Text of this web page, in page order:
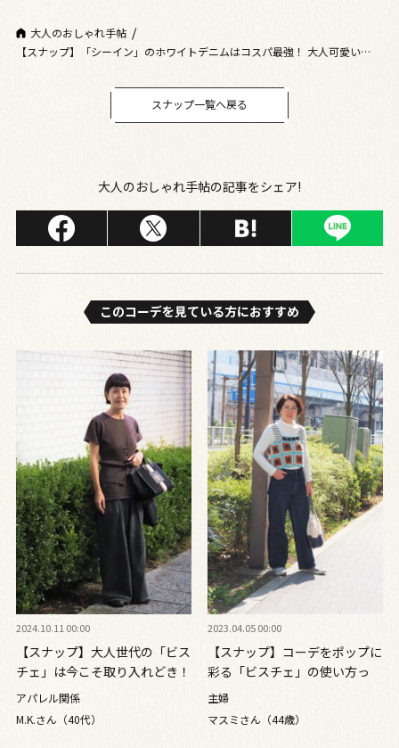
大人のおしゃれ手帖
【スナップ】「シーイン」のホワイトデニムはコスパ最強！ 大人可愛いプチ
スナップ一覧へ戻る
大人のおしゃれ手帖の記事をシェア!
このコーデを⾒ている⽅におすすめ
2024.10.11 00:00
【スナップ】大人世代の「ビス
チェ」は今こそ取り入れどき！
トレンドをなじませる秘訣は
アパレル関係
M.K.さん（40代）
2023.04.05 00:00
【スナップ】コーデをポップに
彩る「ビスチェ」の使い方っ
て？
主婦
マスミさん（44歳）